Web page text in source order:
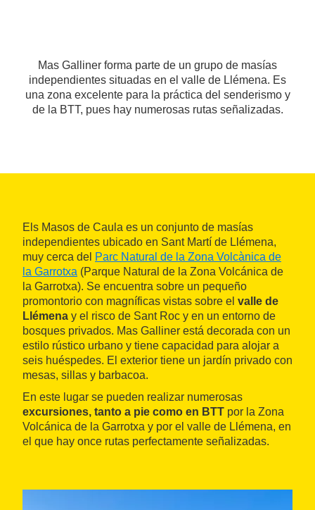
Mas Galliner forma parte de un grupo de masías
independientes situadas en el valle de Llémena. Es
una zona excelente para la práctica del senderismo y
de la BTT, pues hay numerosas rutas señalizadas.
Els Masos de Caula es un conjunto de masías
independientes ubicado en Sant Martí de Llémena,
muy cerca del Parc Natural de la Zona Volcànica de
la Garrotxa (Parque Natural de la Zona Volcánica de
la Garrotxa). Se encuentra sobre un pequeño
promontorio con magníficas vistas sobre el valle de
Llémena y el risco de Sant Roc y en un entorno de
bosques privados. Mas Galliner está decorada con un
estilo rústico urbano y tiene capacidad para alojar a
seis huéspedes. El exterior tiene un jardín privado con
mesas, sillas y barbacoa.
En este lugar se pueden realizar numerosas
excursiones, tanto a pie como en BTT por la Zona
Volcánica de la Garrotxa y por el valle de Llémena, en
el que hay once rutas perfectamente señalizadas.